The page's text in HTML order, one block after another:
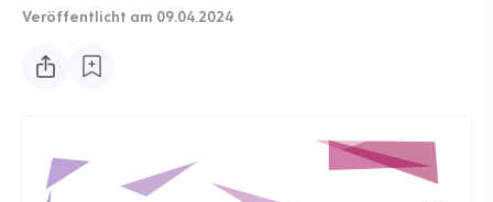
Veröffentlicht am 09.04.2024